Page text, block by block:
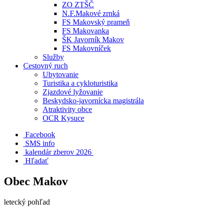
ZO ZTŠČ
N.F.Makové zrnká
FS Makovský prameň
FS Makovanka
ŠK Javorník Makov
FS Makovníček
Služby
Cestovný ruch
Ubytovanie
Turistika a cykloturistika
Zjazdové lyžovanie
Beskydsko-javornícka magistrála
Atraktivity obce
OCR Kysuce
Facebook
SMS info
​ kalendár zberov 2026
Hľadať
Obec Makov
letecký pohľad